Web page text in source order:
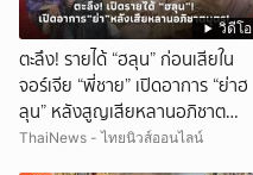
วิดีโอ
ตะลึง! รายได้ “ฮลุน” ก่อนเสียใน
จอร์เจีย “พี่ชาย” เปิดอาการ “ย่าฮ
ลุน” หลังสูญเสียหลานอภิชาต
บุตร!
ThaiNews - ไทยนิวส์ออนไลน์